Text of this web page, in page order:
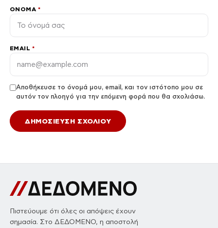
ΌΝΟΜΑ *
EMAIL *
Αποθήκευσε το όνομά μου, email, και τον ιστότοπο μου σε
αυτόν τον πλοηγό για την επόμενη φορά που θα σχολιάσω.
Πιστεύουμε ότι όλες οι απόψεις έχουν
σημασία. Στο ΔΕΔΟΜΕΝΟ, η αποστολή